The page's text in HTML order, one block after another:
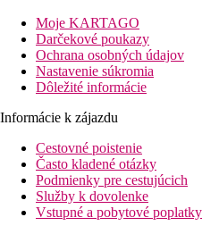
letiska: Tivat 23 km,
centra: 2 km
nákupné možnosti: 2km
Popis izby
klimatizácia
TV so satelitným príjmom
telefón
minibar ( za poplatok)
trezor (zadarmo)
Wi-Fi (zadarmo)
Moje KARTAGO
Darčekové poukazy
Ochrana osobných údajov
Nastavenie súkromia
Dôležité informácie
Informácie k zájazdu
Cestovné poistenie
Často kladené otázky
Podmienky pre cestujúcich
Služby k dovolenke
Vstupné a pobytové poplatky